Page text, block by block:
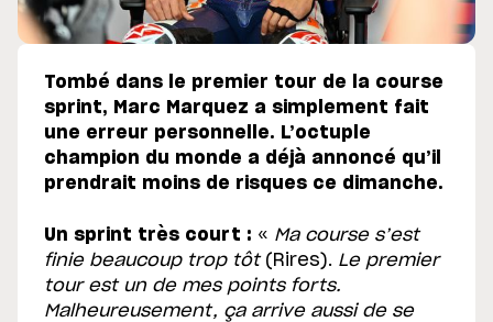
Tombé dans le premier tour de la course
sprint, Marc Marquez a simplement fait
une erreur personnelle. L’octuple
champion du monde a déjà annoncé qu’il
prendrait moins de risques ce dimanche.
Un sprint très court : « Ma course s’est
finie beaucoup trop tôt (Rires). Le premier
tour est un de mes points forts.
Malheureusement, ça arrive aussi de se